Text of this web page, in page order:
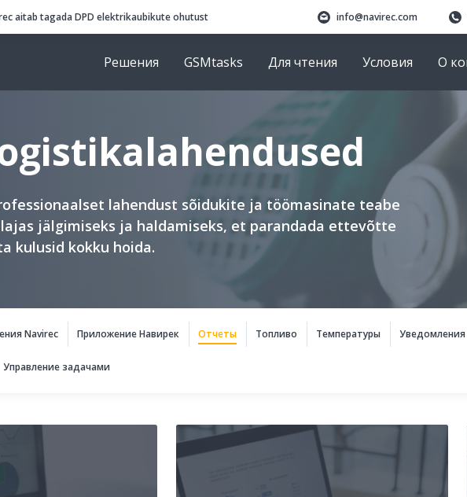
aitab tagada DPD elektrikaubikute ohutust info@navirec.com
Решения GSMtasks Для чтения Условия О
lahendust sõidukite ja töömasinate teabe
jälgimiseks ja haldamiseks, et parandada ettevõtte
kulusid kokku hoida.
navigation
Navirec Приложение Навирек Отчеты Tопливо Температуры Уведомления
Управление задачами